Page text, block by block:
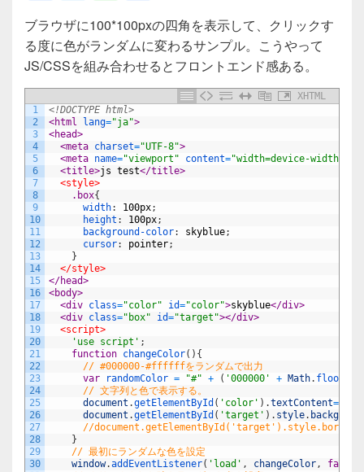
a
c
e
b
o
o
k
wi
tt
er
n
e
有
ブラウザに100*100pxの四角を表示して、クリックす
る度に色がランダムに変わるサンプル。こうやって
JS/CSSを組み合わせるとフロントエンド感ある。
XHTML
1
2
3
4
5
6
7
8
9
10
11
12
13
14
15
16
17
18
19
20
21
22
23
24
25
26
27
28
29
30
<!DOCTYPE html>
<html lang="ja">
<head>
<meta charset="UTF-8">
<meta name="viewport" content="width=device-width,
<title>js test</title>
<style>
.box{
width: 100px;
height : 100px;
background-color: skyblue;
cursor: pointer;
}
</style>
</head>
<body>
<div class="color" id="color">skyblue</div>
<div class="box" id="target"></div>
<script>
'use script' ;
function changeColor( ) {
// #000000-#ffffffをランダムで出力
var
randomColor = "#" + ( '000000' + Math. floor
// 文字列と色で表示する。
document .getElementById ( 'color' ) .textContent=
document .getElementById ( 'target' ) . style.
//
}
// 最初にランダムな色を設定
window.addEventListener( 'load' , changeColor, false